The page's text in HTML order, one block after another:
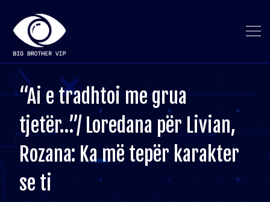
“Ai e tradhtoi me grua
tjetër…”/ Loredana për Livian,
Rozana: Ka më tepër karakter
se ti